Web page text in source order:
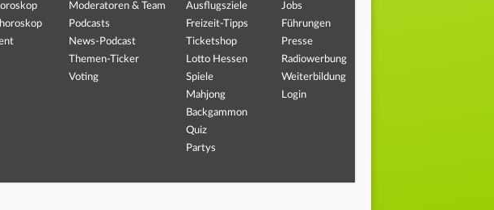
Moderatoren & Team
Podcasts
News-Podcast
Themen-Ticker
Voting
Ausflugsziele
Freizeit-Tipps
Ticketshop
Lotto Hessen
Spiele
Mahjong
Backgammon
Quiz
Partys
Jobs
Führungen
Presse
Radiowerbung
Weiterbildung
Login